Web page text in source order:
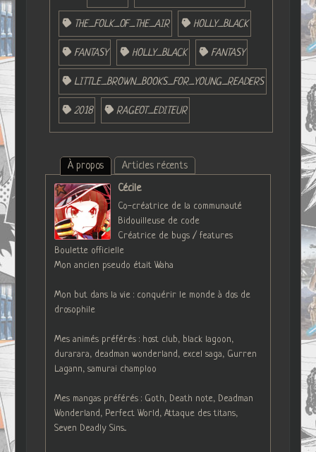
THE_FOLK_OF_THE_AIR HOLLY_BLACK
FANTASY HOLLY_BLACK FANTASY
LITTLE_BROWN_BOOKS_FOR_YOUNG_READERS
2018 RAGEOT_EDITEUR
À propos
Articles récents
Cécile
Co-créatrice de la communauté
Bidouilleuse de code
Créatrice de bugs / features
Boulette officielle
Mon ancien pseudo était Waha
Mon but dans la vie : conquérir le monde à dos de
drosophile
Mes animés préférés : host club, black lagoon,
durarara, deadman wonderland, excel saga, Gurren
Lagann, samurai champloo
Mes mangas préférés : Goth, Death note, Deadman
Wonderland, Perfect World, Attaque des titans,
Seven Deadly Sins...